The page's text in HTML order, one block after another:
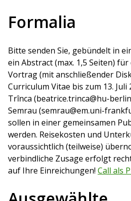
Formalia
Bitte senden Sie, gebündelt in
ein Abstract (max. 1,5 Seiten)
Vortrag (mit anschließender
Curriculum Vitae bis zum 13. Juli
Trînca (beatrice.trinca@hu-
Semrau (semrau@em.uni-
sollen in einer gemeinsamen
werden. Reisekosten und
voraussichtlich (teilweise)
verbindliche Zusage erfolgt
auf Ihre Einreichungen! Call als